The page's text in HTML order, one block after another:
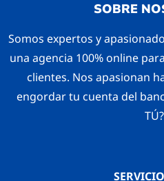
SOBRE
Somos expertos y
una agencia 100% online
clientes. Nos apasionan
engordar tu cuenta del
TÚ?